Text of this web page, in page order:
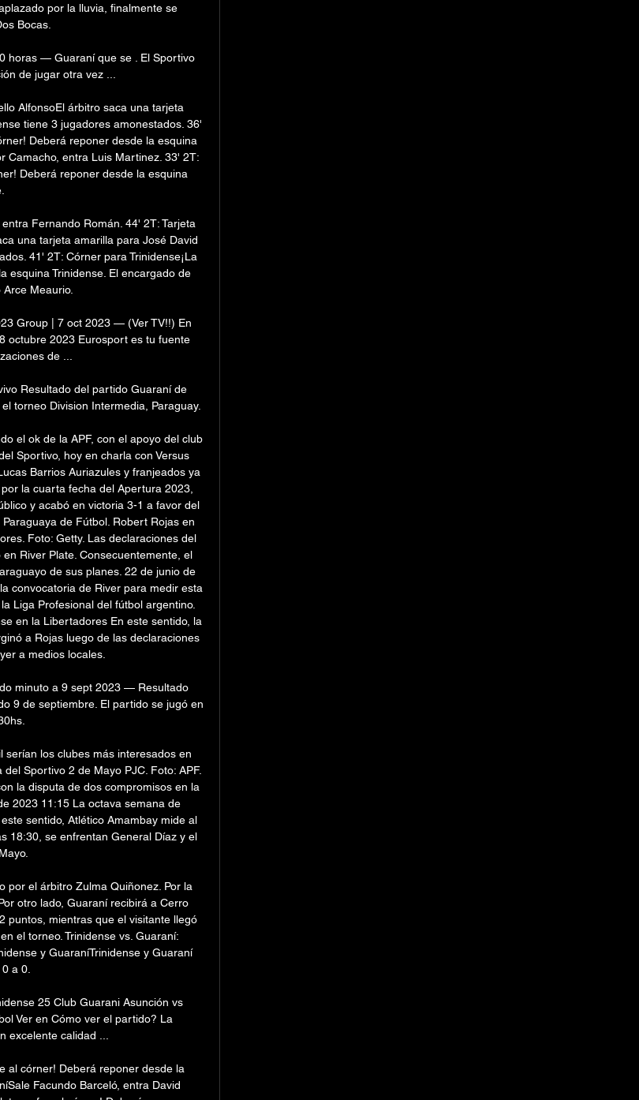
por la lluvia, finalmente se
Bocas.
horas — Guaraní que se . El Sportivo
de jugar otra vez ...
AlfonsoEl árbitro saca una tarjeta
tiene 3 jugadores amonestados. 36'
Deberá reponer desde la esquina
Camacho, entra Luis Martinez. 33' 2T:
Deberá reponer desde la esquina
Fernando Román. 44' 2T: Tarjeta
una tarjeta amarilla para José David
41' 2T: Córner para Trinidense¡La
esquina Trinidense. El encargado de
Meaurio.
Group | 7 oct 2023 — (Ver TV!!) En
octubre 2023 Eurosport es tu fuente
de ...
Resultado del partido Guaraní de
torneo Division Intermedia, Paraguay.
el ok de la APF, con el apoyo del club
Sportivo, hoy en charla con Versus
Barrios Auriazules y franjeados ya
la cuarta fecha del Apertura 2023,
y acabó en victoria 3-1 a favor del
Paraguaya de Fútbol. Robert Rojas en
Foto: Getty. Las declaraciones del
River Plate. Consecuentemente, el
de sus planes. 22 de junio de
convocatoria de River para medir esta
Liga Profesional del fútbol argentino.
en la Libertadores En este sentido, la
a Rojas luego de las declaraciones
a medios locales.
minuto a 9 sept 2023 — Resultado
9 de septiembre. El partido se jugó en
los clubes más interesados en
Sportivo 2 de Mayo PJC. Foto: APF.
la disputa de dos compromisos en la
2023 11:15 La octava semana de
sentido, Atlético Amambay mide al
18:30, se enfrentan General Díaz y el
por el árbitro Zulma Quiñonez. Por la
otro lado, Guaraní recibirá a Cerro
puntos, mientras que el visitante llegó
el torneo. Trinidense vs. Guaraní:
y GuaraníTrinidense y Guaraní
a 0.
25 Club Guarani Asunción vs
Ver en Cómo ver el partido? La
calidad ...
al córner! Deberá reponer desde la
Facundo Barceló, entra David